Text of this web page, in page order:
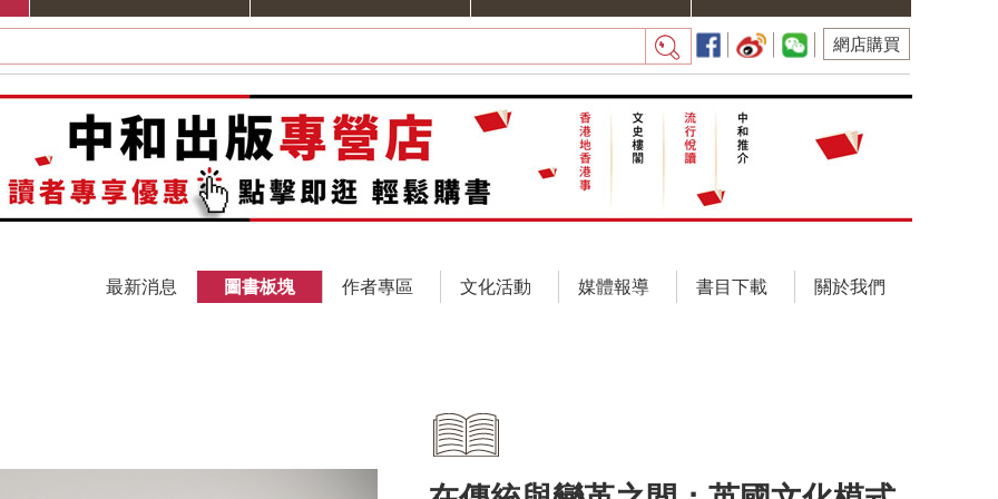
網店購買
最新消息 圖書板塊 作者專區 文化活動 媒體報導 書目下載 關於我們